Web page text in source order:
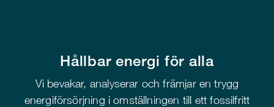
Hållbar energi för alla
Vi bevakar, analyserar och främjar en trygg
energiförsörjning i omställningen till ett fossilfritt